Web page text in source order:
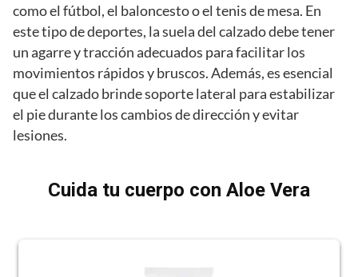
como el fútbol, el baloncesto o el tenis de mesa. En
este tipo de deportes, la suela del calzado debe tener
un agarre y tracción adecuados para facilitar los
movimientos rápidos y bruscos. Además, es esencial
que el calzado brinde soporte lateral para estabilizar
el pie durante los cambios de dirección y evitar
lesiones.
Cuida tu cuerpo con Aloe Vera